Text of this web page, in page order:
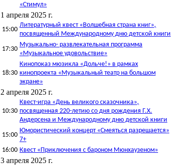
«Стимул»
1 апреля 2025 г.
15:00
Литературный квест «Волшебная страна книг»,
посвященный Международному дню детской книги
17:30
Музыкально- развлекательная программа
«Музыкальное удовольствие»
18:30
Кинопоказ мюзикла «Дольче!» в рамках
кинопроекта «Музыкальный театр на большом
экране»
2 апреля 2025 г.
10:30
Квест-игра «День великого сказочника»,
посвященная 220-летию со дня рождения Г.Х.
Андерсена и Международному дню детской книги
15:00
Юмористический концерт «Смеяться разрешается»
7+
16:00 Квест «Приключения с бароном Мюнхаузеном»
3 апреля 2025 г.